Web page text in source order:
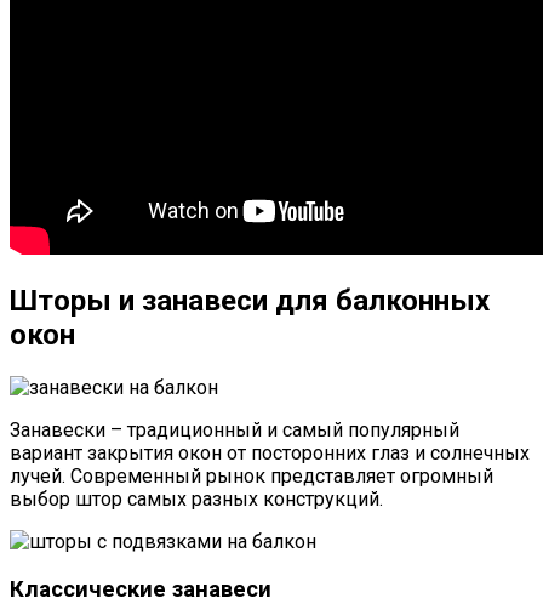
Шторы и занавеси для балконных
окон
Занавески – традиционный и самый популярный
вариант закрытия окон от посторонних глаз и солнечных
лучей. Современный рынок представляет огромный
выбор штор самых разных конструкций.
Классические занавеси